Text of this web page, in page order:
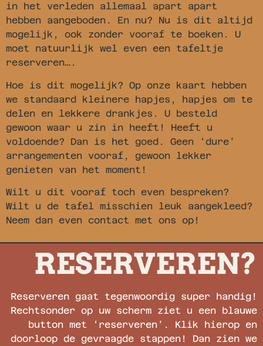
in het verleden allemaal apart apart
hebben aangeboden. En nu? Nu is dit altijd
mogelijk, ook zonder vooraf te boeken. U
moet natuurlijk wel even een tafeltje
reserveren….
Hoe is dit mogelijk? Op onze kaart hebben
we standaard kleinere hapjes, hapjes om te
delen en lekkere drankjes. U besteld
gewoon waar u zin in heeft! Heeft u
voldoende? Dan is het goed. Geen ‘dure’
arrangementen vooraf, gewoon lekker
genieten van het moment!
Wilt u dit vooraf toch even bespreken?
Wilt u de tafel misschien leuk aangekleed?
Neem dan even contact met ons op!
RESERVEREN?
Reserveren gaat tegenwoordig super handig!
Rechtsonder op uw scherm ziet u een blauwe
button met ‘reserveren’. Klik hierop en
doorloop de gevraagde stappen! Dan zien we